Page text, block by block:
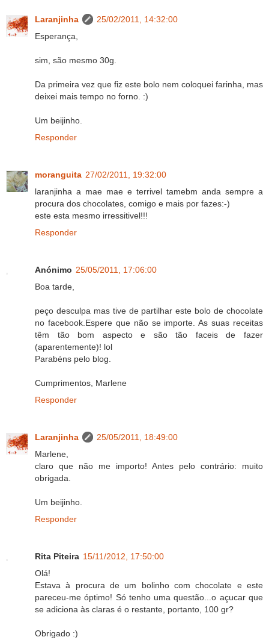
Laranjinha
25/02/2011, 14:32:00
Esperança,
sim, são mesmo 30g.
Da primeira vez que fiz este bolo nem coloquei farinha, mas
deixei mais tempo no forno. :)
Um beijinho.
Responder
moranguita 27/02/2011, 19:32:00
laranjinha a mae mae e terrivel tamebm anda sempre a
procura dos chocolates, comigo e mais por fazes:-)
este esta mesmo irressitivel!!!
Responder
Anónimo 25/05/2011, 17:06:00
Boa tarde,
peço desculpa mas tive de partilhar este bolo de chocolate
no facebook.Espere que não se importe. As suas receitas
têm tão bom aspecto e são tão faceis de fazer
(aparentemente)! lol
Parabéns pelo blog.
Cumprimentos, Marlene
Responder
Laranjinha
25/05/2011, 18:49:00
Marlene,
claro que não me importo! Antes pelo contrário: muito
obrigada.
Um beijinho.
Responder
Rita Piteira 15/11/2012, 17:50:00
Olá!
Estava à procura de um bolinho com chocolate e este
pareceu-me óptimo! Só tenho uma questão...o açucar que
se adiciona às claras é o restante, portanto, 100 gr?
Obrigado :)